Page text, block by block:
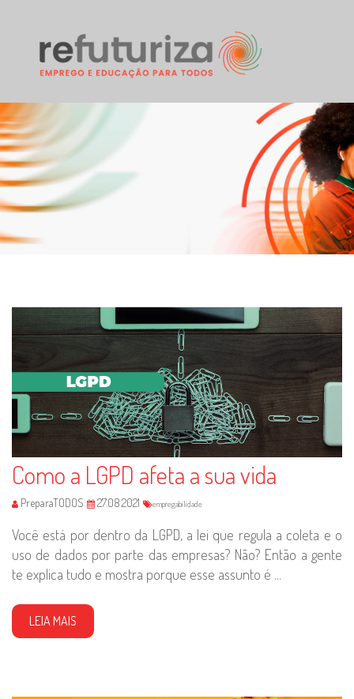
Como a LGPD afeta a sua vida
PreparaTODOS 27.08.2021 empregabilidade
Você está por dentro da LGPD, a lei que regula a coleta e o
uso de dados por parte das empresas? Não? Então a gente
te explica tudo e mostra porque esse assunto é ...
LEIA MAIS